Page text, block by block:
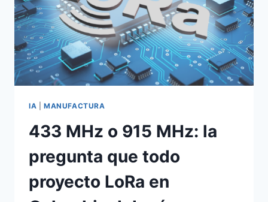
IA MANUFACTURA
433 MHz o 915 MHz: la
pregunta que todo
proyecto LoRa en